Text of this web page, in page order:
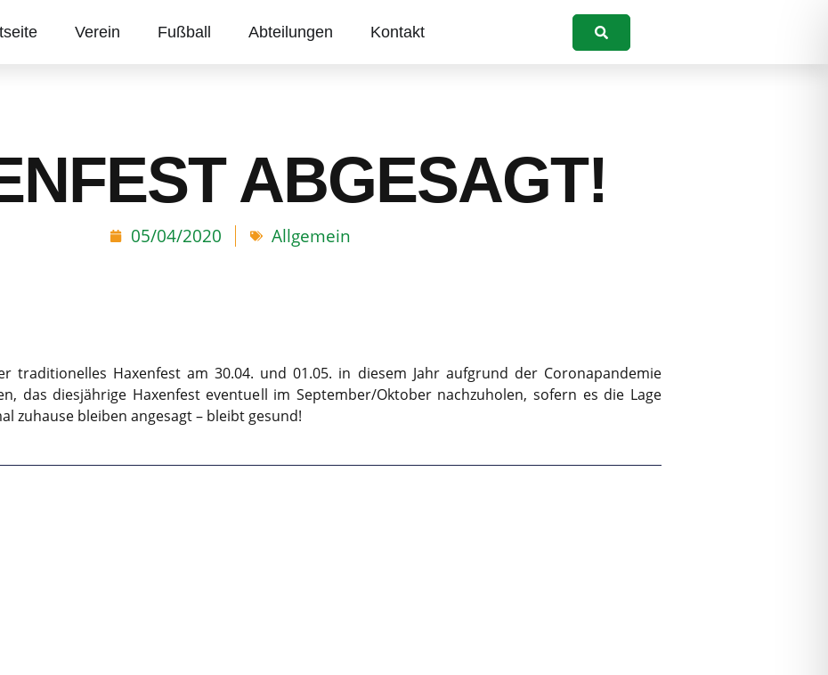
Verein Fußball Abteilungen Kontakt Suchen
ABGESAGT!
05/04/2020 Allgemein
traditionelles Haxenfest am 30.04. und 01.05. in diesem Jahr aufgrund der Coronapandemie
das diesjährige Haxenfest eventuell im September/Oktober nachzuholen, sofern es die Lage
zuhause bleiben angesagt – bleibt gesund!